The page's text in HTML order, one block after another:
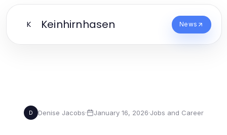
K Keinhirnhasen News
D Denise Jacobs· January 16, 2026·Jobs and Career